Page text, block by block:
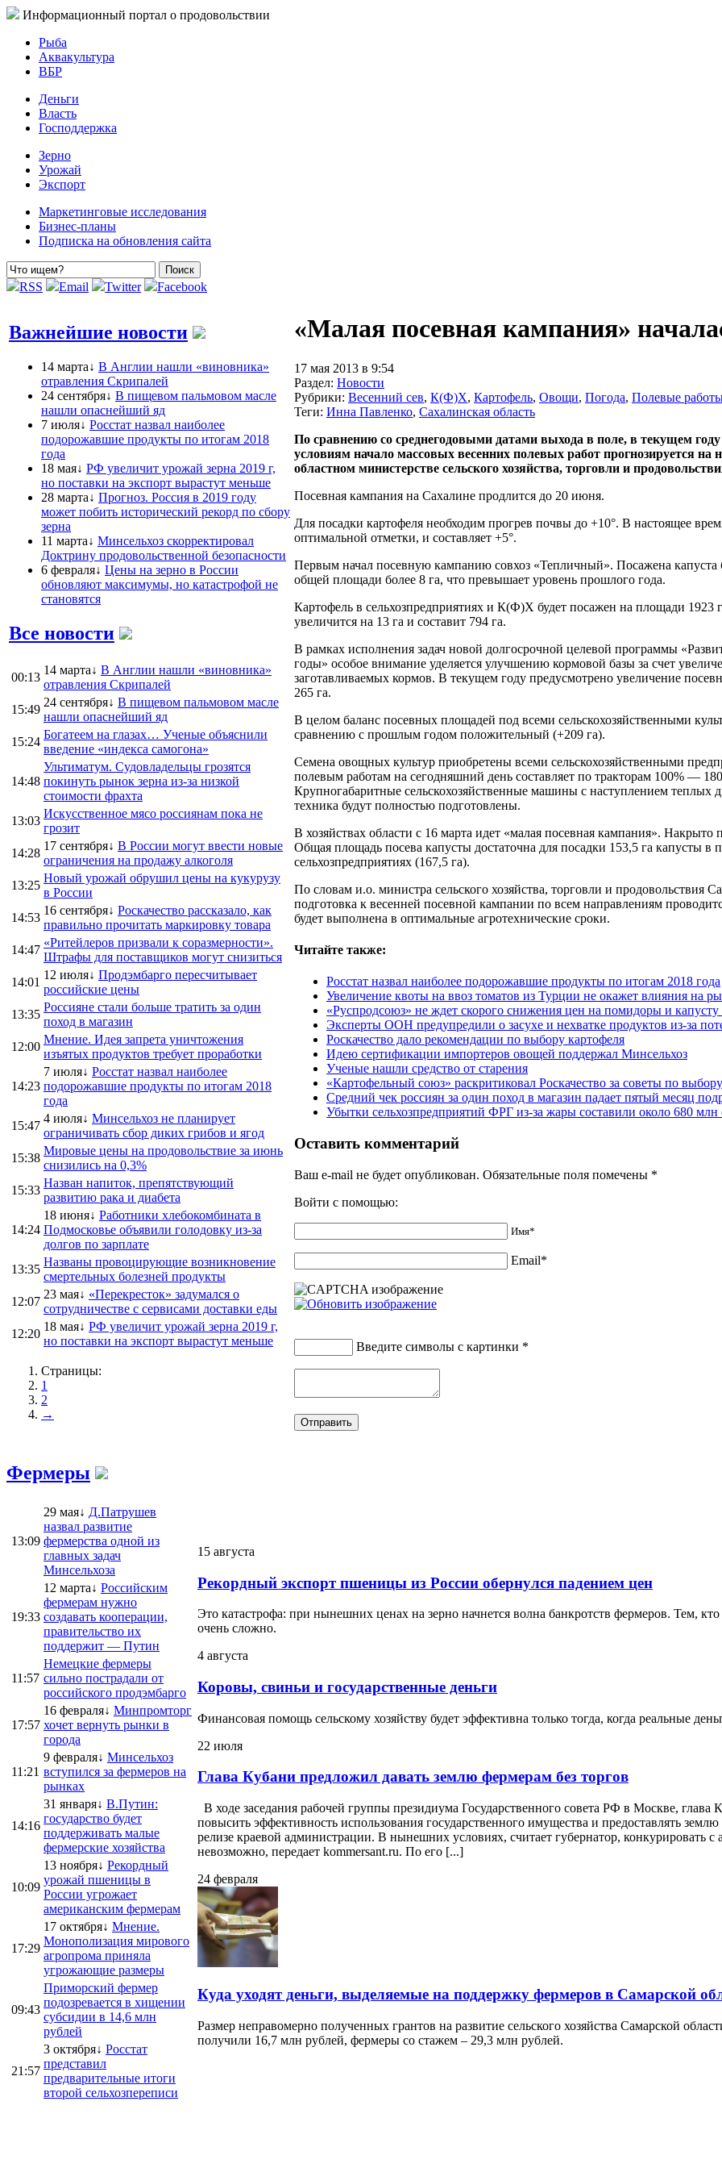
Информационный портал о продовольствии
Рыба
Аквакультура
ВБР
Деньги
Власть
Господдержка
Зерно
Урожай
Экспорт
Маркетинговые исследования
Бизнес-планы
Подписка на обновления сайта
RSS Email Twitter Facebook
Важнейшие новости
14 марта↓ В Англии нашли «виновника»
отравления Скрипалей
24 сентября↓ В пищевом пальмовом масле
нашли опаснейший яд
7 июля↓ Росстат назвал наиболее
подорожавшие продукты по итогам 2018
года
18 мая↓ РФ увеличит урожай зерна 2019 г,
но поставки на экспорт вырастут меньше
28 марта↓ Прогноз. Россия в 2019 году
может побить исторический рекорд по сбору
зерна
11 марта↓ Минсельхоз скорректировал
Доктрину продовольственной безопасности
6 февраля↓ Цены на зерно в России
обновляют максимумы, но катастрофой не
становятся
Все новости
00:13
14 марта↓ В Англии нашли «виновника»
отравления Скрипалей
15:49
24 сентября↓ В пищевом пальмовом масле
нашли опаснейший яд
15:24
Богатеем на глазах… Ученые объяснили
введение «индекса самогона»
14:48
Ультиматум. Судовладельцы грозятся
покинуть рынок зерна из-за низкой
стоимости фрахта
13:03
Искусственное мясо россиянам пока не
грозит
14:28
17 сентября↓ В России могут ввести новые
ограничения на продажу алкоголя
13:25
Новый урожай обрушил цены на кукурузу
в России
14:53
16 сентября↓ Роскачество рассказало, как
правильно прочитать маркировку товара
14:47
«Ритейлеров призвали к соразмерности».
Штрафы для поставщиков могут снизиться
14:01
12 июля↓ Продэмбарго пересчитывает
российские цены
13:35
Россияне стали больше тратить за один
поход в магазин
12:00
Мнение. Идея запрета уничтожения
изъятых продуктов требует проработки
14:23
7 июля↓ Росстат назвал наиболее
подорожавшие продукты по итогам 2018
года
15:47
4 июля↓ Минсельхоз не планирует
ограничивать сбор диких грибов и ягод
15:38
Мировые цены на продовольствие за июнь
снизились на 0,3%
15:33
Назван напиток, препятствующий
развитию рака и диабета
14:24
18 июня↓ Работники хлебокомбината в
Подмосковье объявили голодовку из-за
долгов по зарплате
13:35
Названы провоцирующие возникновение
смертельных болезней продукты
12:07
23 мая↓ «Перекресток» задумался о
сотрудничестве с сервисами доставки еды
12:20
18 мая↓ РФ увеличит урожай зерна 2019 г,
но поставки на экспорт вырастут меньше
Страницы:
1
2
→
«Малая посевная кампания»
17 мая 2013 в 9:54
Раздел: Новости
Рубрики: Весенний сев, К(Ф)Х, Картофель, Овощи, Погода, Полевые
Теги: Инна Павленко, Сахалинская область
По сравнению со среднегодовыми датами выхода в поле, в текущем
условиям начало массовых весенних полевых работ прогнозируется
областном министерстве сельского хозяйства, торговли и
Посевная кампания на Сахалине продлится до 20 июня.
Для посадки картофеля необходим прогрев почвы до +10°. В настоящее
оптимальной отметки, и составляет +5°.
Первым начал посевную кампанию совхоз «Тепличный». Посажена капуста
общей площади более 8 га, что превышает уровень прошлого года.
Картофель в сельхозпредприятиях и К(Ф)Х будет посажен на площади
увеличится на 13 га и составит 794 га.
В рамках исполнения задач новой долгосрочной целевой программы
годы» особое внимание уделяется улучшению кормовой базы за счет
заготавливаемых кормов. В текущем году предусмотрено увеличение
265 га.
В целом баланс посевных площадей под всеми сельскохозяйственными
сравнению с прошлым годом положительный (+209 га).
Семена овощных культур приобретены всеми сельскохозяйственными
полевым работам на сегодняшний день составляет по тракторам 100% —
Крупногабаритные сельскохозяйственные машины с наступлением
техника будут полностью подготовлены.
В хозяйствах области с 16 марта идет «малая посевная кампания».
Общая площадь посева капусты достаточна для посадки 153,5 га капусты
сельхозпредприятиях (167,5 га).
По словам и.о. министра сельского хозяйства, торговли и продовольствия
подготовка к весенней посевной кампании по всем направлениям
будет выполнена в оптимальные агротехнические сроки.
Читайте также:
Росстат назвал наиболее подорожавшие продукты по итогам 2018 года
Увеличение квоты на ввоз томатов из Турции не окажет влияния на
«Руспродсоюз» не ждет скорого снижения цен на помидоры и
Эксперты ООН предупредили о засухе и нехватке продуктов из-за
Роскачество дало рекомендации по выбору картофеля
Идею сертификации импортеров овощей поддержал Минсельхоз
Ученые нашли средство от старения
«Картофельный союз» раскритиковал Роскачество за советы по
Средний чек россиян за один поход в магазин падает пятый месяц
Убытки сельхозпредприятий ФРГ из-за жары составили около 680 млн
Оставить комментарий
Ваш e-mail не будет опубликован. Обязательные поля помечены *
Войти с помощью:
Имя*
Email*
Введите символы с картинки *
Фермеры
13:09
29 мая↓ Д.Патрушев
назвал развитие
фермерства одной из
главных задач
Минсельхоза
19:33
12 марта↓ Российским
фермерам нужно
создавать кооперации,
правительство их
поддержит — Путин
11:57
Немецкие фермеры
сильно пострадали от
российского продэмбарго
17:57
16 февраля↓ Минпромторг
хочет вернуть рынки в
города
11:21
9 февраля↓ Минсельхоз
вступился за фермеров на
рынках
14:16
31 января↓ В.Путин:
государство будет
поддерживать малые
фермерские хозяйства
10:09
13 ноября↓ Рекордный
урожай пшеницы в
России угрожает
американским фермерам
17:29
17 октября↓ Мнение.
Монополизация мирового
агропрома приняла
угрожающие размеры
09:43
Приморский фермер
подозревается в хищении
субсидии в 14,6 млн
рублей
21:57
3 октября↓ Росстат
представил
предварительные итоги
второй сельхозпереписи
15 августа
Рекордный экспорт пшеницы из России обернулся падением цен
Это катастрофа: при нынешних ценах на зерно начнется волна банкротств фермеров. Тем,
очень сложно.
4 августа
Коровы, свиньи и государственные деньги
Финансовая помощь сельскому хозяйству будет эффективна только тогда, когда реальные
22 июля
Глава Кубани предложил давать землю фермерам без торгов
В ходе заседания рабочей группы президиума Государственного совета РФ в Москве,
повысить эффективность использования государственного имущества и предоставлять
релизе краевой администрации. В нынешних условиях, считает губернатор, конкурировать
невозможно, передает kommersant.ru. По его [...]
24 февраля
Куда уходят деньги, выделяемые на поддержку фермеров в Самарской
Размер неправомерно полученных грантов на развитие сельского хозяйства Самарской
получили 16,7 млн рублей, фермеры со стажем – 29,3 млн рублей.